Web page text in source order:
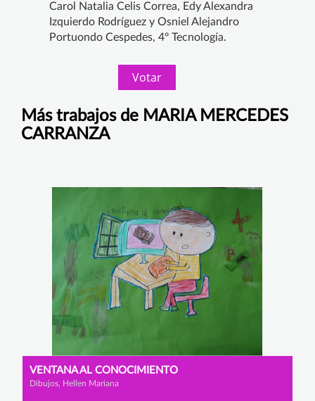
Carol Natalia Celis Correa, Edy Alexandra
Izquierdo Rodríguez y Osniel Alejandro
Portuondo Cespedes, 4º Tecnología.
Votar
Más trabajos de MARIA MERCEDES
CARRANZA
VENTANA AL CONOCIMIENTO
Dibujos, Hellen Mariana